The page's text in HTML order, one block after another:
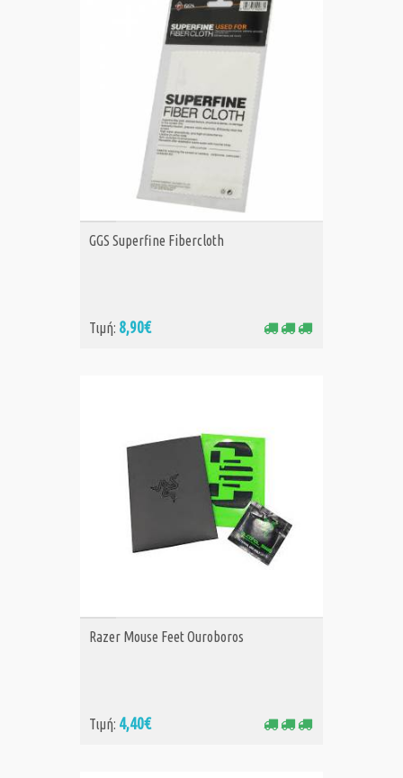
ΑΓΟΡΑ
GGS Superfine Fibercloth
Τιμή: 8,90€
ΑΓΟΡΑ
Razer Mouse Feet Ouroboros
Τιμή: 4,40€